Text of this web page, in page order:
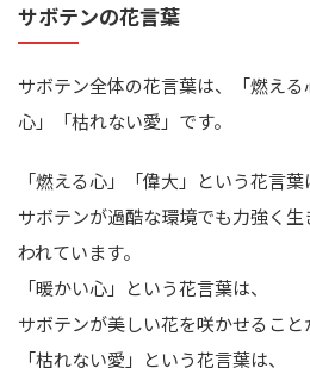
サボテンの花言葉
サボテン全体の花言葉は、「燃え
心」「枯れない愛」です。
「燃える心」「偉大」という花言葉
サボテンが過酷な環境でも力強く
われています。
「暖かい心」という花言葉は、
サボテンが美しい花を咲かせること
「枯れない愛」という花言葉は、